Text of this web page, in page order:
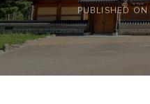
PUBLISHED